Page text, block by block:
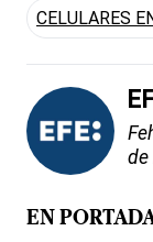
CELULARES
de
EN